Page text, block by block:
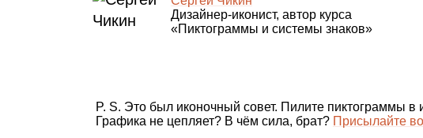
Дизайнер‑иконист, автор курса
«Пиктограммы и системы знаков»
P. S. Это был иконочный совет. Пилите пиктограммы в
Графика не цепляет? В чём сила, брат? Присылайте